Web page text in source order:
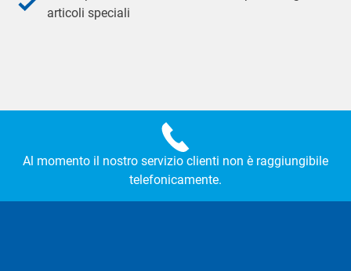
articoli speciali
Al momento il nostro servizio clienti non è raggiungibile
telefonicamente.